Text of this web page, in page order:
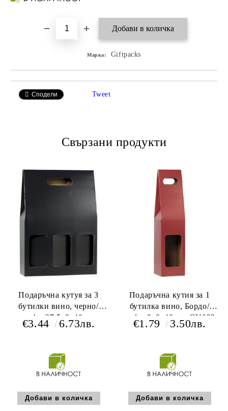
Марка: Giftpacks
Сподели Tweet
Свързани продукти
Подаръчна кутуя за 3
бутилки вино, черно/
крафт, 27.5x9x40 cm,
GV022-3BK
€3.44 6.73лв.
Подаръчна кутия за 1
бутилка вино, Бордо/
крафт, 9х9х40 см, GV023-
1BR
€1.79 3.50лв.